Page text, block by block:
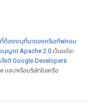
ต้องระบุที่มาของครีเอทีฟคอม
นุญาต Apache 2.0 เว้นแต่จะ
ไซต์ Google Developers
และ/หรือบริษัทในเครือ